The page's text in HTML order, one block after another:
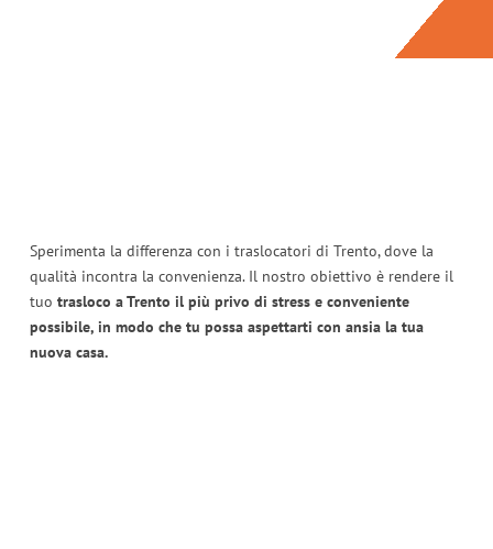
Sperimenta la differenza con i traslocatori di Trento, dove la
qualità incontra la convenienza. Il nostro obiettivo è rendere il
tuo trasloco a Trento il più privo di stress e conveniente
possibile, in modo che tu possa aspettarti con ansia la tua
nuova casa.